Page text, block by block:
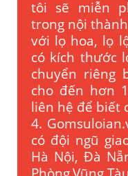
tôi sẽ miễn
trong nội
với lọ hoa, lọ
có kích thước
chuyển riêng
cho đến hơn
liên hệ để biết
4.
có đội ngũ
Hà Nội, Đà